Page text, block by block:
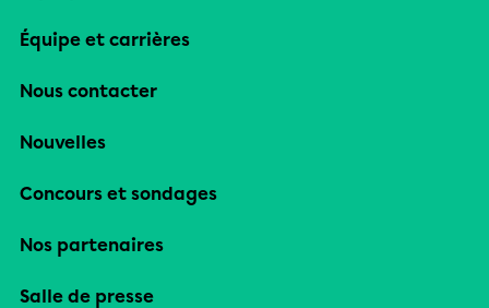
Équipe et carrières
Nous contacter
Nouvelles
Concours et sondages
Nos partenaires
Salle de presse